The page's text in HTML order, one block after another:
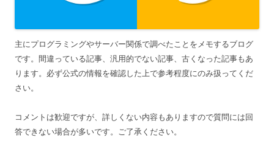
主にプログラミングやサーバー関係で調べたことをメモするブログ
です。間違っている記事、汎用的でない記事、古くなった記事もあ
ります。必ず公式の情報を確認した上で参考程度にのみ扱ってくだ
さい。
コメントは歓迎ですが、詳しくない内容もありますので質問には回
答できない場合が多いです。ご了承ください。